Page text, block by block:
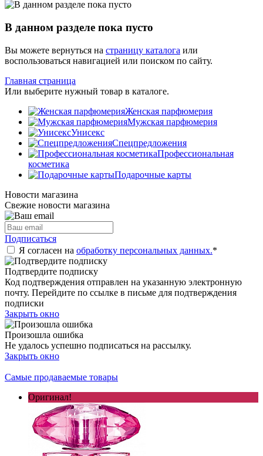
В данном разделе пока пусто
Вы можете вернуться на страницу каталога или
воспользоваться навигацией или поиском по сайту.
Главная страница
Или выберите нужный товар в каталоге.
Женская парфюмерия
Мужская парфюмерия
Унисекс
Спецпредложения
Профессиональная
косметика
Подарочные карты
Новости магазина
Свежие новости магазина
Подписаться
Я согласен на обработку персональных данных.*
Подтвердите подписку
Код подтверждения отправлен на указанную электронную
почту. Перейдите по ссылке в письме для подтверждения
подписки
Закрыть окно
Произошла ошибка
Не удалось успешно подписаться на рассылку.
Закрыть окно
Самые продаваемые товары
Оригинал!